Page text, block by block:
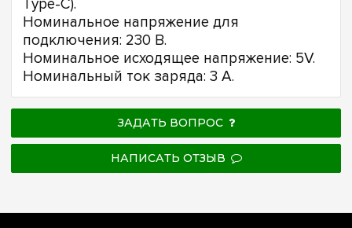
Type-C).
Номинальное напряжение для
подключения: 230 В.
Номинальное исходящее напряжение: 5V.
Номинальный ток заряда: 3 A.
ЗАДАТЬ ВОПРОС
НАПИСАТЬ ОТЗЫВ